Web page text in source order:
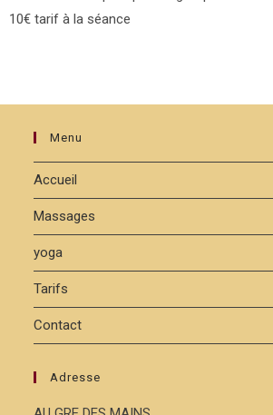
10€ tarif à la séance
Menu
Accueil
Massages
yoga
Tarifs
Contact
Adresse